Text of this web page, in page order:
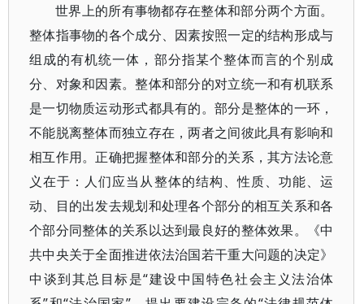
世界上的所有事物都存在整体和部分两个方面。
整体指事物的各个成分、因素按照一定的结构形成与
组成的有机统一体，部分指某个整体而言的个别成
分、对象和因素。整体和部分的对立统一和有机联系
是一切物质运动形式都具有的。部分是整体的一环，
不能脱离整体而独立存在，两者之间彼此具有影响和
相互作用。正确把握整体和部分的关系，其方法论意
义在于：人们应当从整体的结构、性质、功能、运
动、目的出发去规划和处理各个部分的相互关系和各
个部分同整体的关系以达到最良好的整体效果。《中
共中央关于全面推进依法治国若干重大问题的决定》
中谈到其总目标是“建设中国特色社会主义法治体